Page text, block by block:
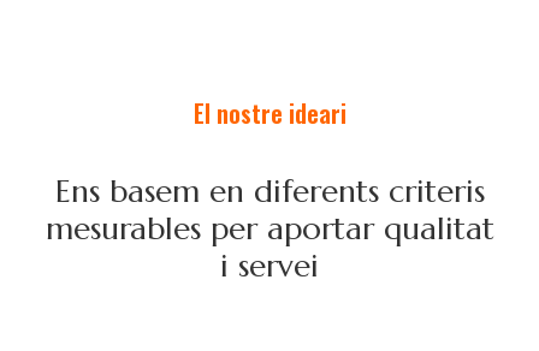
El nostre ideari
Ens basem en diferents criteris
mesurables per aportar qualitat
i servei